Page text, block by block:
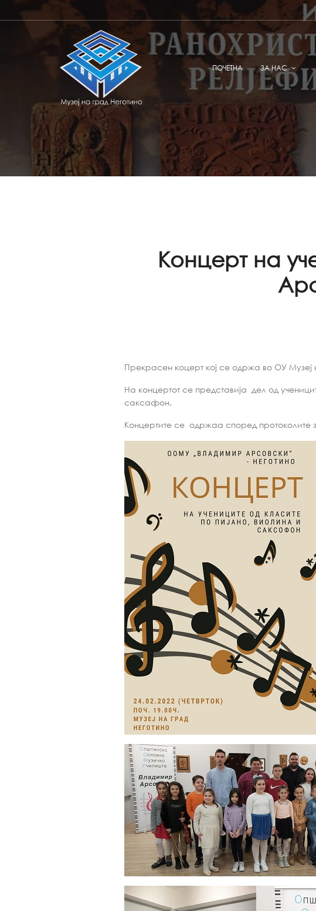
ПОЧЕТНА ЗА НАС
Концерт на
Прекрасен коцерт кој се одржа во ОУ Музеј
На концертот се представија дел од
саксафон.
Концертите се одржаа според протоколите